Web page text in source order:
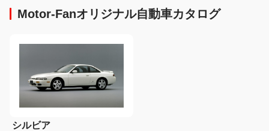
Motor-Fanオリジナル自動車カタログ
シルビア